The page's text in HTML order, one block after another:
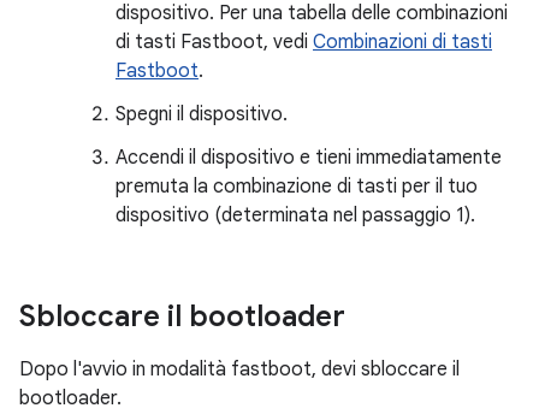
dispositivo. Per una tabella delle combinazioni
di tasti Fastboot, vedi Combinazioni di tasti
Fastboot.
Spegni il dispositivo.
Accendi il dispositivo e tieni immediatamente
premuta la combinazione di tasti per il tuo
dispositivo (determinata nel passaggio 1).
Sbloccare il bootloader
Dopo l'avvio in modalità fastboot, devi sbloccare il
bootloader.